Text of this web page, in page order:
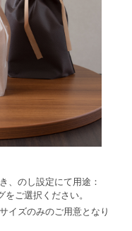
、のし設定にて用途：
をご選択ください。
イズのみのご用意となり